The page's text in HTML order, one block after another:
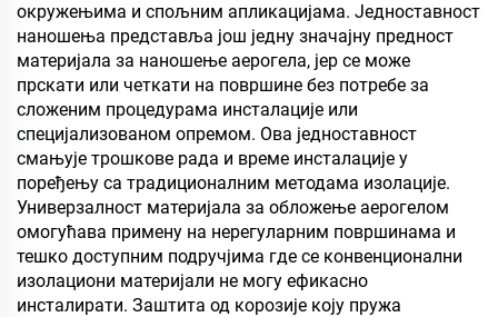
окружењима и спољним апликацијама. Једноставност
наношења представља још једну значајну предност
материјала за наношење аерогела, јер се може
прскати или четкати на површине без потребе за
сложеним процедурама инсталације или
специјализованом опремом. Ова једноставност
смањује трошкове рада и време инсталације у
поређењу са традиционалним методама изолације.
Универзалност материјала за обложење аерогелом
омогућава примену на нерегуларним површинама и
тешко доступним подручјима где се конвенционални
изолациони материјали не могу ефикасно
инсталирати. Заштита од корозије коју пружа